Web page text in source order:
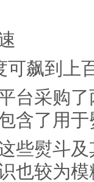
可飙到上
台采购
含了用
些熨斗
也较为模